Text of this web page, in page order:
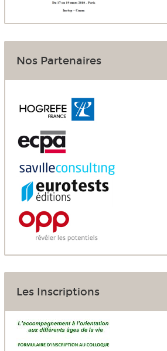
Nos Partenaires
Les Inscriptions